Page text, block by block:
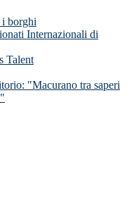
i borghi
Internazionali di
Talent
"Macurano tra saperi